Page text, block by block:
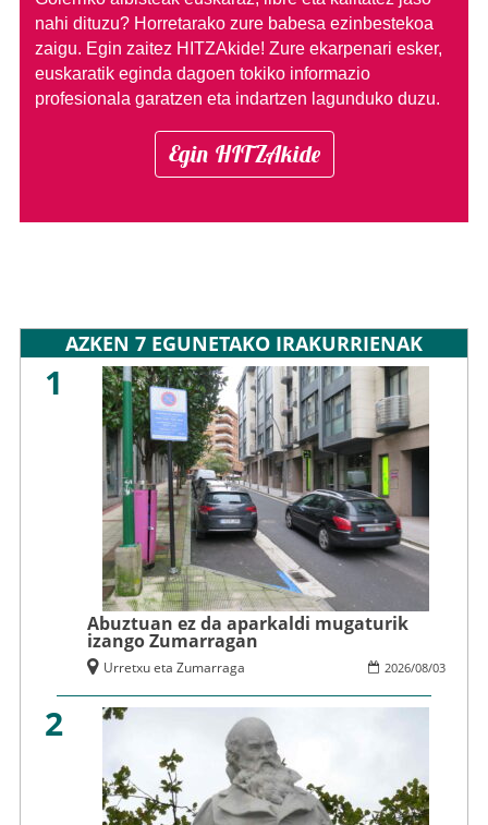
nahi dituzu? Horretarako zure babesa ezinbestekoa
zaigu. Egin zaitez HITZAkide! Zure ekarpenari esker,
euskaratik eginda dagoen tokiko informazio
profesionala garatzen eta indartzen lagunduko duzu.
Egin HITZAkide
AZKEN 7 EGUNETAKO IRAKURRIENAK
1
Abuztuan ez da aparkaldi mugaturik
izango Zumarragan
2026/08/03
Urretxu eta Zumarraga
2